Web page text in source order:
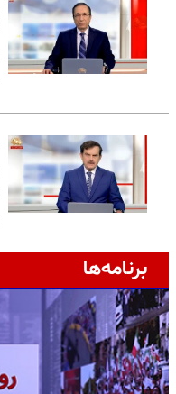
برنامه‌ها